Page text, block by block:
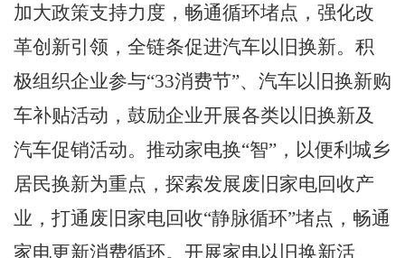
加大政策支持力度，畅通循环堵点，强化改
革创新引领，全链条促进汽车以旧换新。积
极组织企业参与“33消费节”、汽车以旧换新购
车补贴活动，鼓励企业开展各类以旧换新及
汽车促销活动。推动家电换“智” ，以便利城乡
居民换新为重点，探索发展废旧家电回收产
业，打通废旧家电回收“静脉循环”堵点，畅通
家电更新消费循环。开展家电以旧换新活